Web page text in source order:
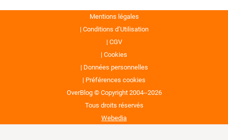
Mentions légales
Conditions d’Utilisation
CGV
Cookies
Données personnelles
Préférences cookies
OverBlog © Copyright 2004--2026
Tous droits réservés
Webedia